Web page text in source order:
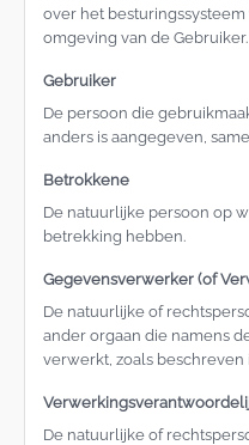
over het
omgeving van de Gebruiker.
Gebruiker
De persoon die
anders is aangegeven,
Betrokkene
De natuurlijke persoon op
betrekking hebben.
Gegevensverwerker (of
De natuurlijke of
ander orgaan die namens
verwerkt, zoals
De natuurlijke of